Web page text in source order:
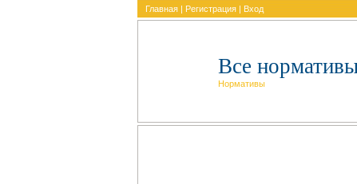
Главная | Регистрация | Вход
Все
Нормативы